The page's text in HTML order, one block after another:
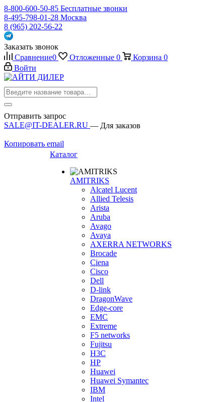
8-800-600-50-85 Бесплатные звонки
8-495-798-01-28 Москва
8 (965) 202-56-22
Заказать звонок
Сравнение0 Отложенные 0 Корзина 0
Войти
Отправить запрос
SALE@IT-DEALER.RU — Для заказов
Копировать email
Каталог
AMITRIKS
Alcatel Lucent
Allied Telesis
Arista
Aruba
Avago
Avaya
AXERRA NETWORKS
Brocade
Ciena
Cisco
Dell
D-link
DragonWave
Edge-core
EMC
Extreme
F5 networks
Fujitsu
H3С
HP
Huawei
Huawei Symantec
IBM
Intel